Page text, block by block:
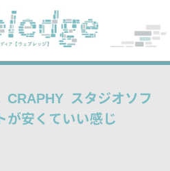
CRAPHY スタジオソフ
が安くていい感じ